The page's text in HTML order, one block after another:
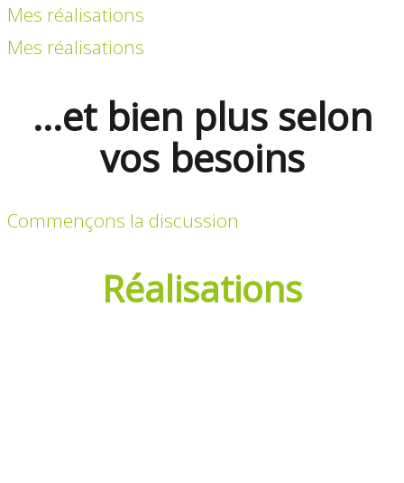
Mes réalisations
Mes réalisations
...et bien plus selon
vos besoins
Commençons la discussion
Réalisations